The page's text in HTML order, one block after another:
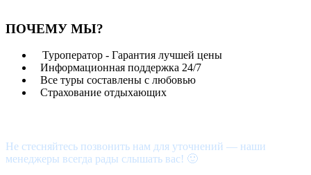
ПОЧЕМУ МЫ?
Туроператор - Гарантия лучшей цены
Информационная поддержка 24/7
Все туры составлены с любовью
Страхование отдыхающих
Не стесняйтесь позвонить нам для уточнений — наши
менеджеры всегда рады слышать вас! 🙂